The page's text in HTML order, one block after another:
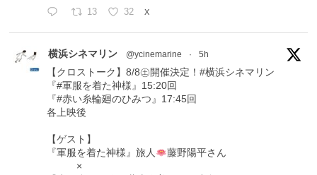
13 32 X
横浜シネマリン @ycinemarine · 5h
【クロストーク】8/8㊏開催決定！#横浜シネマリン
『#軍服を着た神様』15:20回
『#赤い糸輪廻のひみつ』17:45回
各上映後
【ゲスト】
『軍服を着た神様』旅人
藤野陽平さん
×